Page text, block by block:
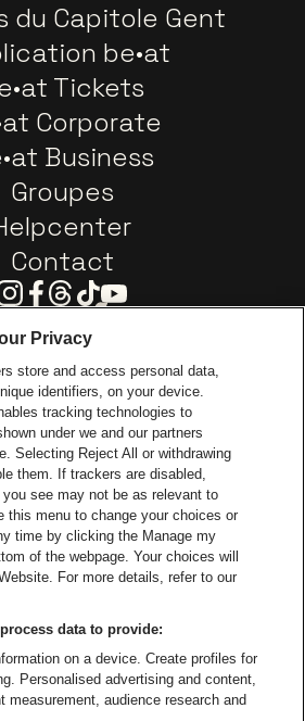
du Capitole Gent
be•at
Tickets
Corporate
Business
Groupes
Contact
Facebook
Threads
TiktokYoutube
le site de Europcar
Visitez le site
site de Coca-Cola
Visitez le site de Red Bull
Visitez le
le site de Champagne Pommery
Visitez le site de Le
le site de Le logo Lillet en
Visitez le site de
Visitez le site
Visitez le
fait partie debe•at
Capitole Gent
Be-At Venues
119, 2170 Anvers
- RPR Antwerpen
Privacy
store and access personal data,
identifiers, on your device.
tracking technologies to
under we and our partners
Selecting Reject All or withdrawing
them. If trackers are disabled,
see may not be as relevant to
this menu to change your choices or
time by clicking the Manage my
of the webpage. Your choices will
For more details, refer to our
data to provide:
on a device. Create profiles for
Personalised advertising and content,
measurement, audience research and